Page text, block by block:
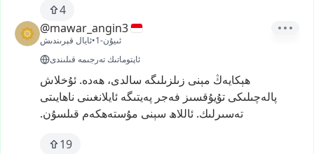
4
@mawar_angin3
ئايال قېرىندىش•
1-ئىيۇن
ئاپتوماتىك تەرجىمە قىلىندى
ھېكايەڭ مېنى زىلزىلىگە سالدى، ھەدە. ئۇخلاش
پالەچىلىكى تۇيۇقسىز فەجر پەيتىگە ئايلانغىنى ناھايىتى
تەسىرلىك. ئاللاھ سېنى مۇستەھكەم قىلسۇن.
19